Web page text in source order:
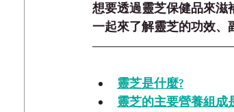
想要透過靈芝保健品來滋
一起來了解靈芝的功效、
靈芝是什麼?
靈芝的主要營養組成